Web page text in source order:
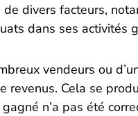
divers facteurs,
dans ses activités
vendeurs ou
Cela se
n’a pas été